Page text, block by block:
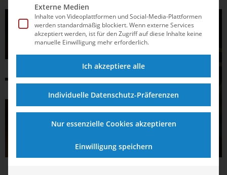
Externe Medien
Inhalte von Videoplattformen und Social-Media-Plattformen
werden standardmäßig blockiert. Wenn externe Services
akzeptiert werden, ist für den Zugriff auf diese Inhalte keine
manuelle Einwilligung mehr erforderlich.
Ich akzeptiere alle
Individuelle Datenschutz-Präferenzen
Nur essenzielle Cookies akzeptieren
Einwilligung speichern